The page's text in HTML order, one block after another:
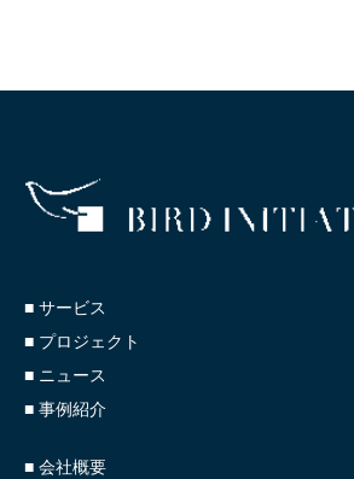
■ サービス
■ プロジェクト
■ ニュース
■ 事例紹介
■ 会社概要